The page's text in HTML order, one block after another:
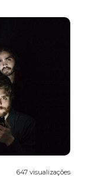
647 visualizações